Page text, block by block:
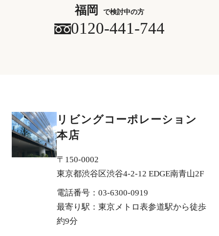
福岡 で検討中の方
0120-441-744
リビングコーポレーション
本店
〒150-0002
東京都渋谷区渋谷4-2-12 EDGE南青山2F
電話番号：03-6300-0919
最寄り駅：東京メトロ表参道駅から徒歩
約9分